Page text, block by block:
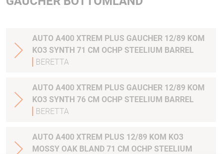
AUTO A400 XTREM PLUS GAUCHER 12/89 KOM
KO3 SYNTH 71 CM OCHP STEELIUM BARREL
BERETTA
AUTO A400 XTREM PLUS GAUCHER 12/89 KOM
KO3 SYNTH 76 CM OCHP STEELIUM BARREL
BERETTA
AUTO A400 XTREM PLUS 12/89 KOM KO3
MOSSY OAK BLAND 71 CM OCHP STEELIUM